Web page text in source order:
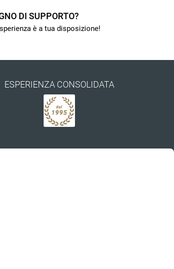
DI SUPPORTO?
è a tua disposizione!
ESPERIENZA CONSOLIDATA